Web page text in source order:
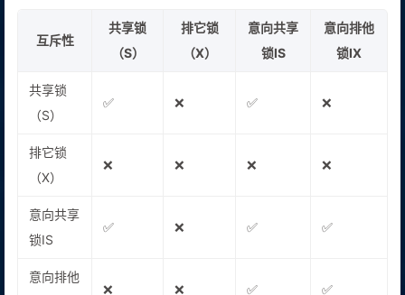
互斥性
共享锁
（S）
排它锁
（X）
意向共享
锁IS
意向排他
锁IX
共享锁
（S）
✅ ❌ ✅ ❌
排它锁
（X）
❌ ❌ ❌ ❌
意向共享
锁IS
✅ ❌ ✅ ✅
意向排他
❌ ❌ ✅ ✅